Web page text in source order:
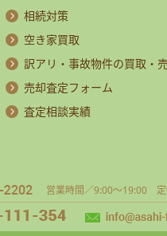
相続対策
空き家買取
訳アリ・事故物件の買取・
売却査定フォーム
査定相談実績
営業時間／9:00～19:00 定